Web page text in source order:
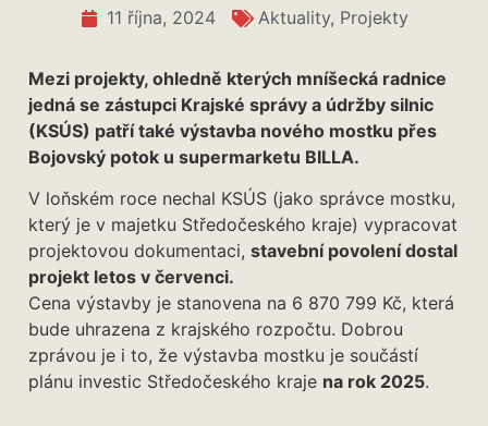
11 října, 2024 Aktuality, Projekty
Mezi projekty, ohledně kterých mníšecká radnice
jedná se zástupci Krajské správy a údržby silnic
(KSÚS) patří také výstavba nového mostku přes
Bojovský potok u supermarketu BILLA.
V loňském roce nechal KSÚS (jako správce mostku,
který je v majetku Středočeského kraje) vypracovat
projektovou dokumentaci, stavební povolení dostal
projekt letos v červenci.
Cena výstavby je stanovena na 6 870 799 Kč, která
bude uhrazena z krajského rozpočtu. Dobrou
zprávou je i to, že výstavba mostku je součástí
plánu investic Středočeského kraje na rok 2025.